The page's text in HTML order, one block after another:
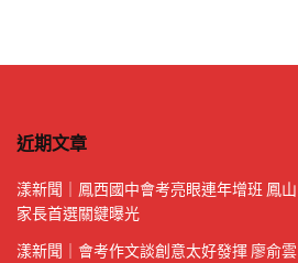
近期文章
漾新聞｜鳳西國中會考亮眼連年增班 鳳山
家長首選關鍵曝光
漾新聞｜會考作文談創意太好發揮 廖俞雲